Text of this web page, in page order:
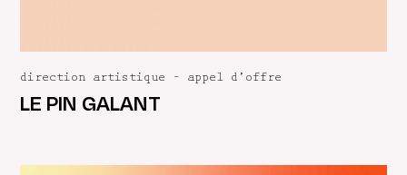
LE PIN GALANT
direction artistique – appel d’offre